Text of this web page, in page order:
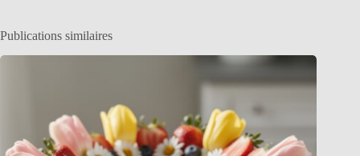
Publications similaires